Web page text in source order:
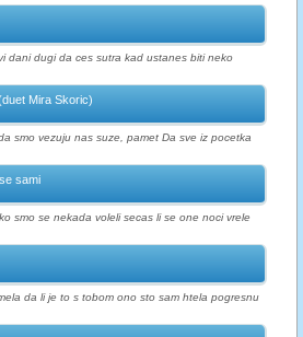
dani dugi da ces sutra kad ustanes biti neko
Mira Skoric)
smo vezuju nas suze, pamet Da sve iz pocetka
sami
smo se nekada voleli secas li se one noci vrele
da li je to s tobom ono sto sam htela pogresnu